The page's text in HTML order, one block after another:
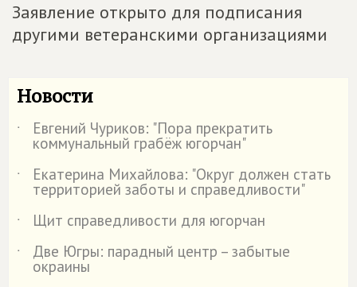
Заявление открыто для подписания
другими ветеранскими организациями
Новости
˙ Евгений Чуриков: "Пора прекратить
коммунальный грабёж югорчан"
˙
Екатерина Михайлова: "Округ должен стать
территорией заботы и справедливости"
˙
Щит справедливости для югорчан
˙
Две Югры: парадный центр – забытые
окраины